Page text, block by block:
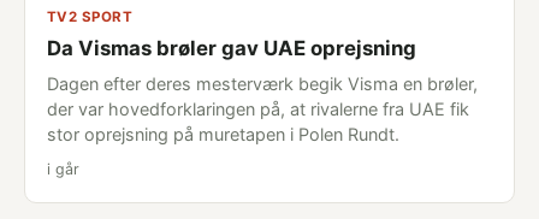
TV2 SPORT
Da Vismas brøler gav UAE oprejsning
Dagen efter deres mesterværk begik Visma en brøler,
der var hovedforklaringen på, at rivalerne fra UAE fik
stor oprejsning på muretapen i Polen Rundt.
i går